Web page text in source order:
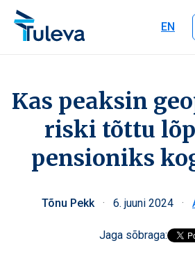
Liigu edasi sisu juurde
EN
Kas peaksin
riski tõttu
pensioniks
Tõnu Pekk · 6. juuni 2024 ·
Jaga sõbraga: